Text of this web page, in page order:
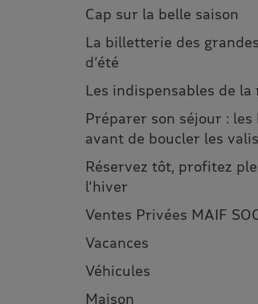
Cap sur la belle saison
La billetterie des
d’été
Les indispensables de
Préparer son séjour : les
avant de boucler les
Réservez tôt, profitez
l’hiver
Ventes Privées MAIF
Vacances
Véhicules
Maison